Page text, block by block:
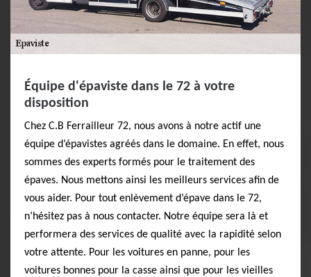
Équipe d'épaviste dans le 72 à votre
disposition
Chez C.B Ferrailleur 72, nous avons à notre actif une
équipe d’épavistes agréés dans le domaine. En effet, nous
sommes des experts formés pour le traitement des
épaves. Nous mettons ainsi les meilleurs services afin de
vous aider. Pour tout enlèvement d’épave dans le 72,
n’hésitez pas à nous contacter. Notre équipe sera là et
performera des services de qualité avec la rapidité selon
votre attente. Pour les voitures en panne, pour les
voitures bonnes pour la casse ainsi que pour les vieilles